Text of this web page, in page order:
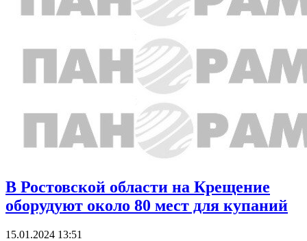
В Ростовской области на Крещение
оборудуют около 80 мест для купаний
15.01.2024 13:51